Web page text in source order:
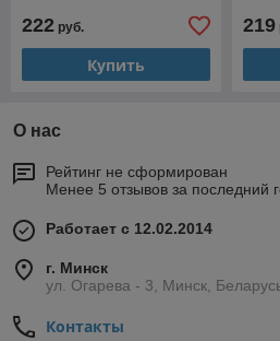
222 руб.
Купить
219
О нас
Рейтинг не сформирован
Менее 5 отзывов за последний
Работает с 12.02.2014
г. Минск
ул. Огарева - 3, Минск,
Контакты